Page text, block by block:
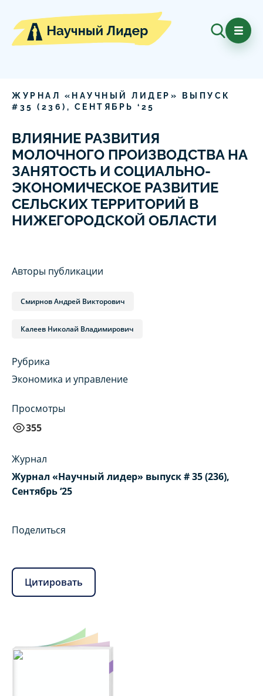
ЖУРНАЛ «НАУЧНЫЙ ЛИДЕР» ВЫПУСК
# 35 ( 236 ), СЕНТЯБРЬ ‘ 25
ВЛИЯНИЕ РАЗВИТИЯ
МОЛОЧНОГО ПРОИЗВОДСТВА НА
ЗАНЯТОСТЬ И СОЦИАЛЬНО-
ЭКОНОМИЧЕСКОЕ РАЗВИТИЕ
СЕЛЬСКИХ ТЕРРИТОРИЙ В
НИЖЕГОРОДСКОЙ ОБЛАСТИ
Авторы публикации
Смирнов Андрей Викторович
Калеев Николай Владимирович
Рубрика
Экономика и управление
Просмотры
355
Журнал
Журнал «Научный лидер» выпуск # 35 (236),
Сентябрь ‘25
Поделиться
Цитировать